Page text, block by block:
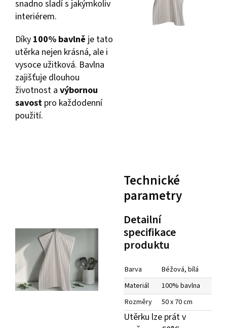
snadno sladí s jakýmkoliv
interiérem.
Díky 100% bavlně je tato
utěrka nejen krásná, ale i
vysoce užitková. Bavlna
zajišťuje dlouhou
životnost a výbornou
savost pro každodenní
použití.
Technické
parametry
Detailní
specifikace
produktu
Barva
Béžová, bílá
Materiál
100% bavlna
Rozměry
50 x 70 cm
Utěrku lze prát v